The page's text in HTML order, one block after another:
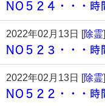
NO５２４・・・時
2022年02月13日 [除霊]
NO５２３・・・時
2022年02月13日 [除霊]
NO５２２・・・時